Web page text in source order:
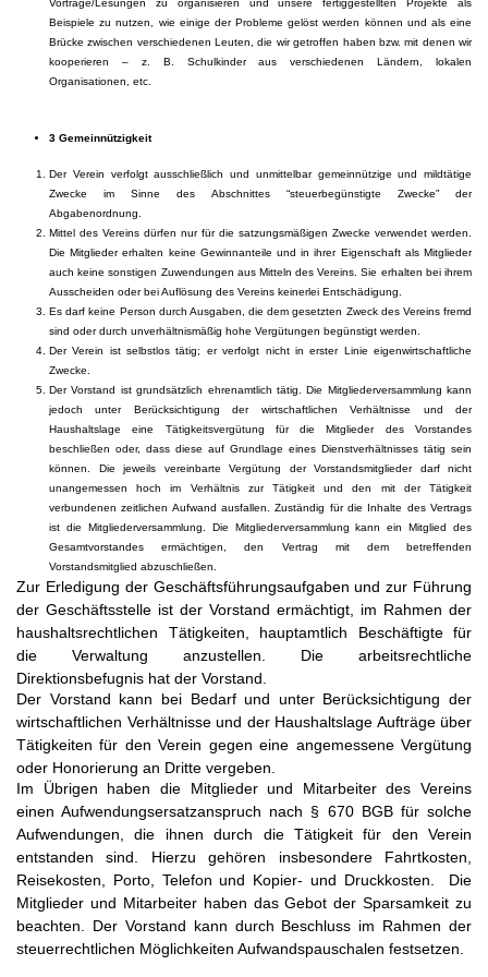
Vorträge/Lesungen zu organisieren und unsere fertiggestellten Projekte als
Beispiele zu nutzen, wie einige der Probleme gelöst werden können und als eine
Brücke zwischen verschiedenen Leuten, die wir getroffen haben bzw. mit denen wir
kooperieren – z. B. Schulkinder aus verschiedenen Ländern, lokalen
Organisationen, etc.
3 Gemeinnützigkeit
Der Verein verfolgt ausschließlich und unmittelbar gemeinnützige und mildtätige
Zwecke im Sinne des Abschnittes “steuerbegünstigte Zwecke” der
Abgabenordnung.
Mittel des Vereins dürfen nur für die satzungsmäßigen Zwecke verwendet werden.
Die Mitglieder erhalten keine Gewinnanteile und in ihrer Eigenschaft als Mitglieder
auch keine sonstigen Zuwendungen aus Mitteln des Vereins. Sie erhalten bei ihrem
Ausscheiden oder bei Auflösung des Vereins keinerlei Entschädigung.
Es darf keine Person durch Ausgaben, die dem gesetzten Zweck des Vereins fremd
sind oder durch unverhältnismäßig hohe Vergütungen begünstigt werden.
Der Verein ist selbstlos tätig; er verfolgt nicht in erster Linie eigenwirtschaftliche
Zwecke.
Der Vorstand ist grundsätzlich ehrenamtlich tätig. Die Mitgliederversammlung kann
jedoch unter Berücksichtigung der wirtschaftlichen Verhältnisse und der
Haushaltslage eine Tätigkeitsvergütung für die Mitglieder des Vorstandes
beschließen oder, dass diese auf Grundlage eines Dienstverhältnisses tätig sein
können. Die jeweils vereinbarte Vergütung der Vorstandsmitglieder darf nicht
unangemessen hoch im Verhältnis zur Tätigkeit und den mit der Tätigkeit
verbundenen zeitlichen Aufwand ausfallen. Zuständig für die Inhalte des Vertrags
ist die Mitgliederversammlung. Die Mitgliederversammlung kann ein Mitglied des
Gesamtvorstandes ermächtigen, den Vertrag mit dem betreffenden
Vorstandsmitglied abzuschließen.
Zur Erledigung der Geschäftsführungsaufgaben und zur Führung
der Geschäftsstelle ist der Vorstand ermächtigt, im Rahmen der
haushaltsrechtlichen Tätigkeiten, hauptamtlich Beschäftigte für
die Verwaltung anzustellen. Die arbeitsrechtliche
Direktionsbefugnis hat der Vorstand.
Der Vorstand kann bei Bedarf und unter Berücksichtigung der
wirtschaftlichen Verhältnisse und der Haushaltslage Aufträge über
Tätigkeiten für den Verein gegen eine angemessene Vergütung
oder Honorierung an Dritte vergeben.
Im Übrigen haben die Mitglieder und Mitarbeiter des Vereins
einen Aufwendungsersatzanspruch nach § 670 BGB für solche
Aufwendungen, die ihnen durch die Tätigkeit für den Verein
entstanden sind. Hierzu gehören insbesondere Fahrtkosten,
Reisekosten, Porto, Telefon und Kopier- und Druckkosten. Die
Mitglieder und Mitarbeiter haben das Gebot der Sparsamkeit zu
beachten. Der Vorstand kann durch Beschluss im Rahmen der
steuerrechtlichen Möglichkeiten Aufwandspauschalen festsetzen.